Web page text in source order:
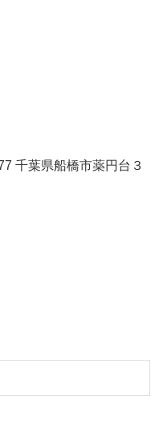
千葉県船橋市薬円台３